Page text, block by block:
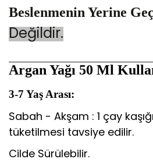
Beslenmenin Yerine
Değildir.
Argan Yağı 50 Ml
3-7 Yaş Arası:
Sabah - Akşam : 1 çay
tüketilmesi tavsiye edilir.
Cilde Sürülebilir.